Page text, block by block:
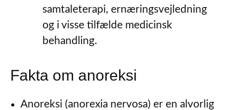
samtaleterapi, ernæringsvejledning
og i visse tilfælde medicinsk
behandling.
Fakta om anoreksi
Anoreksi (anorexia nervosa) er en alvorlig